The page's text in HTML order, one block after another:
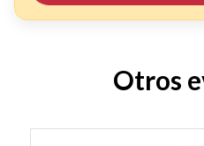
Otros